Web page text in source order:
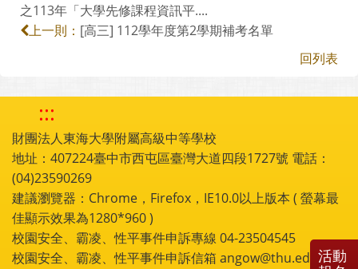
之113年「大學先修課程資訊平....
上一則： [高三] 112學年度第2學期補考名單
回列表
:::
財團法人東海大學附屬高級中等學校
地址：407224臺中市西屯區臺灣大道四段1727號 電話：
(04)23590269
建議瀏覽器：Chrome，Firefox，IE10.0以上版本 ( 螢幕最
佳顯示效果為1280*960 )
校園安全、霸凌、性平事件申訴專線 04-23504545
校園安全、霸凌、性平事件申訴信箱 angow@thu.edu.tw
活動